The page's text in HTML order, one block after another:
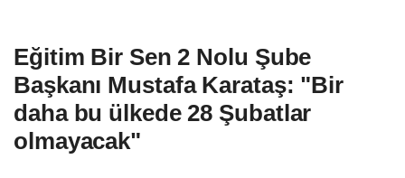
Eğitim Bir Sen 2 Nolu Şube
Başkanı Mustafa Karataş: "Bir
daha bu ülkede 28 Şubatlar
olmayacak"